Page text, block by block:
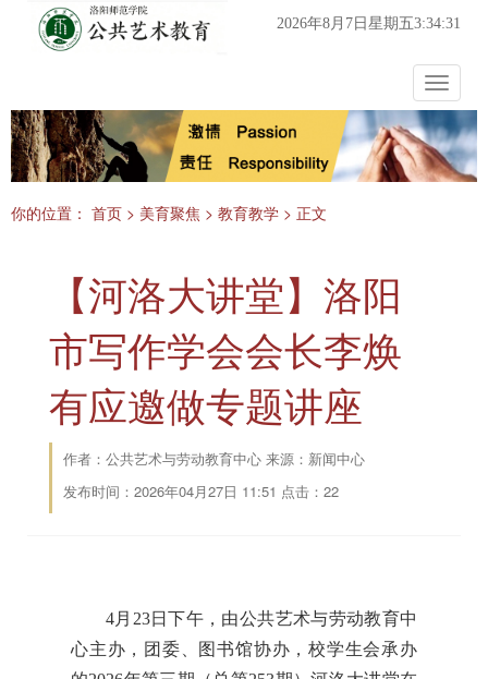
2026年8月7日星期五3:34:32
Toggle
你的位置： 首页 > 美育聚焦 > 教育教学 > 正文
【河洛大讲堂】洛阳
市写作学会会长李焕
有应邀做专题讲座
作者：公共艺术与劳动教育中心 来源：新闻中心
发布时间：2026年04月27日 11:51 点击： 22
4月23日下午，由公共艺术与劳动教育中
心主办，团委、图书馆协办，校学生会承办